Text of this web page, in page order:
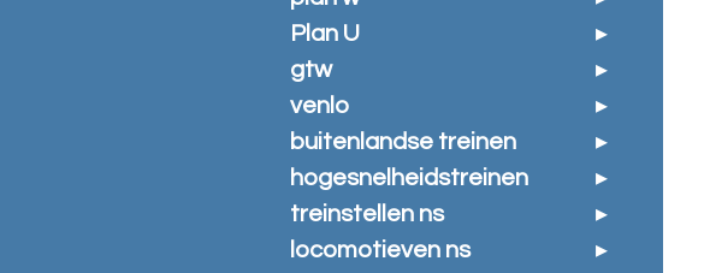
Plan U
gtw
venlo
buitenlandse treinen
hogesnelheidstreinen
treinstellen ns
locomotieven ns